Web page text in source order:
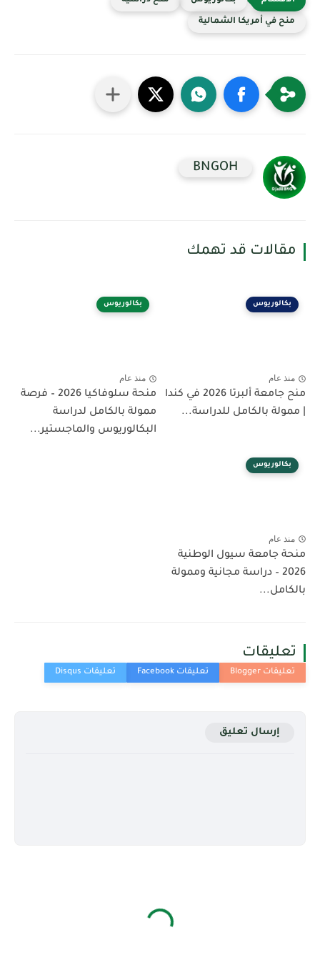
منح في أمريكا الشمالية
BNGOH
مقالات قد تهمك
بكالوريوس
منذ عام
منح جامعة ألبرتا 2026 في كندا
| ممولة بالكامل للدراسة...
بكالوريوس
منذ عام
منحة سلوفاكيا 2026 – فرصة
ممولة بالكامل لدراسة
البكالوريوس والماجستير...
بكالوريوس
منذ عام
منحة جامعة سيول الوطنية
2026 – دراسة مجانية وممولة
بالكامل...
تعليقات
إرسال تعليق